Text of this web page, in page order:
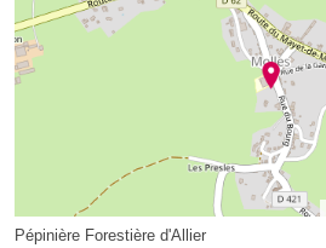
Pépinière Forestière d'Allier